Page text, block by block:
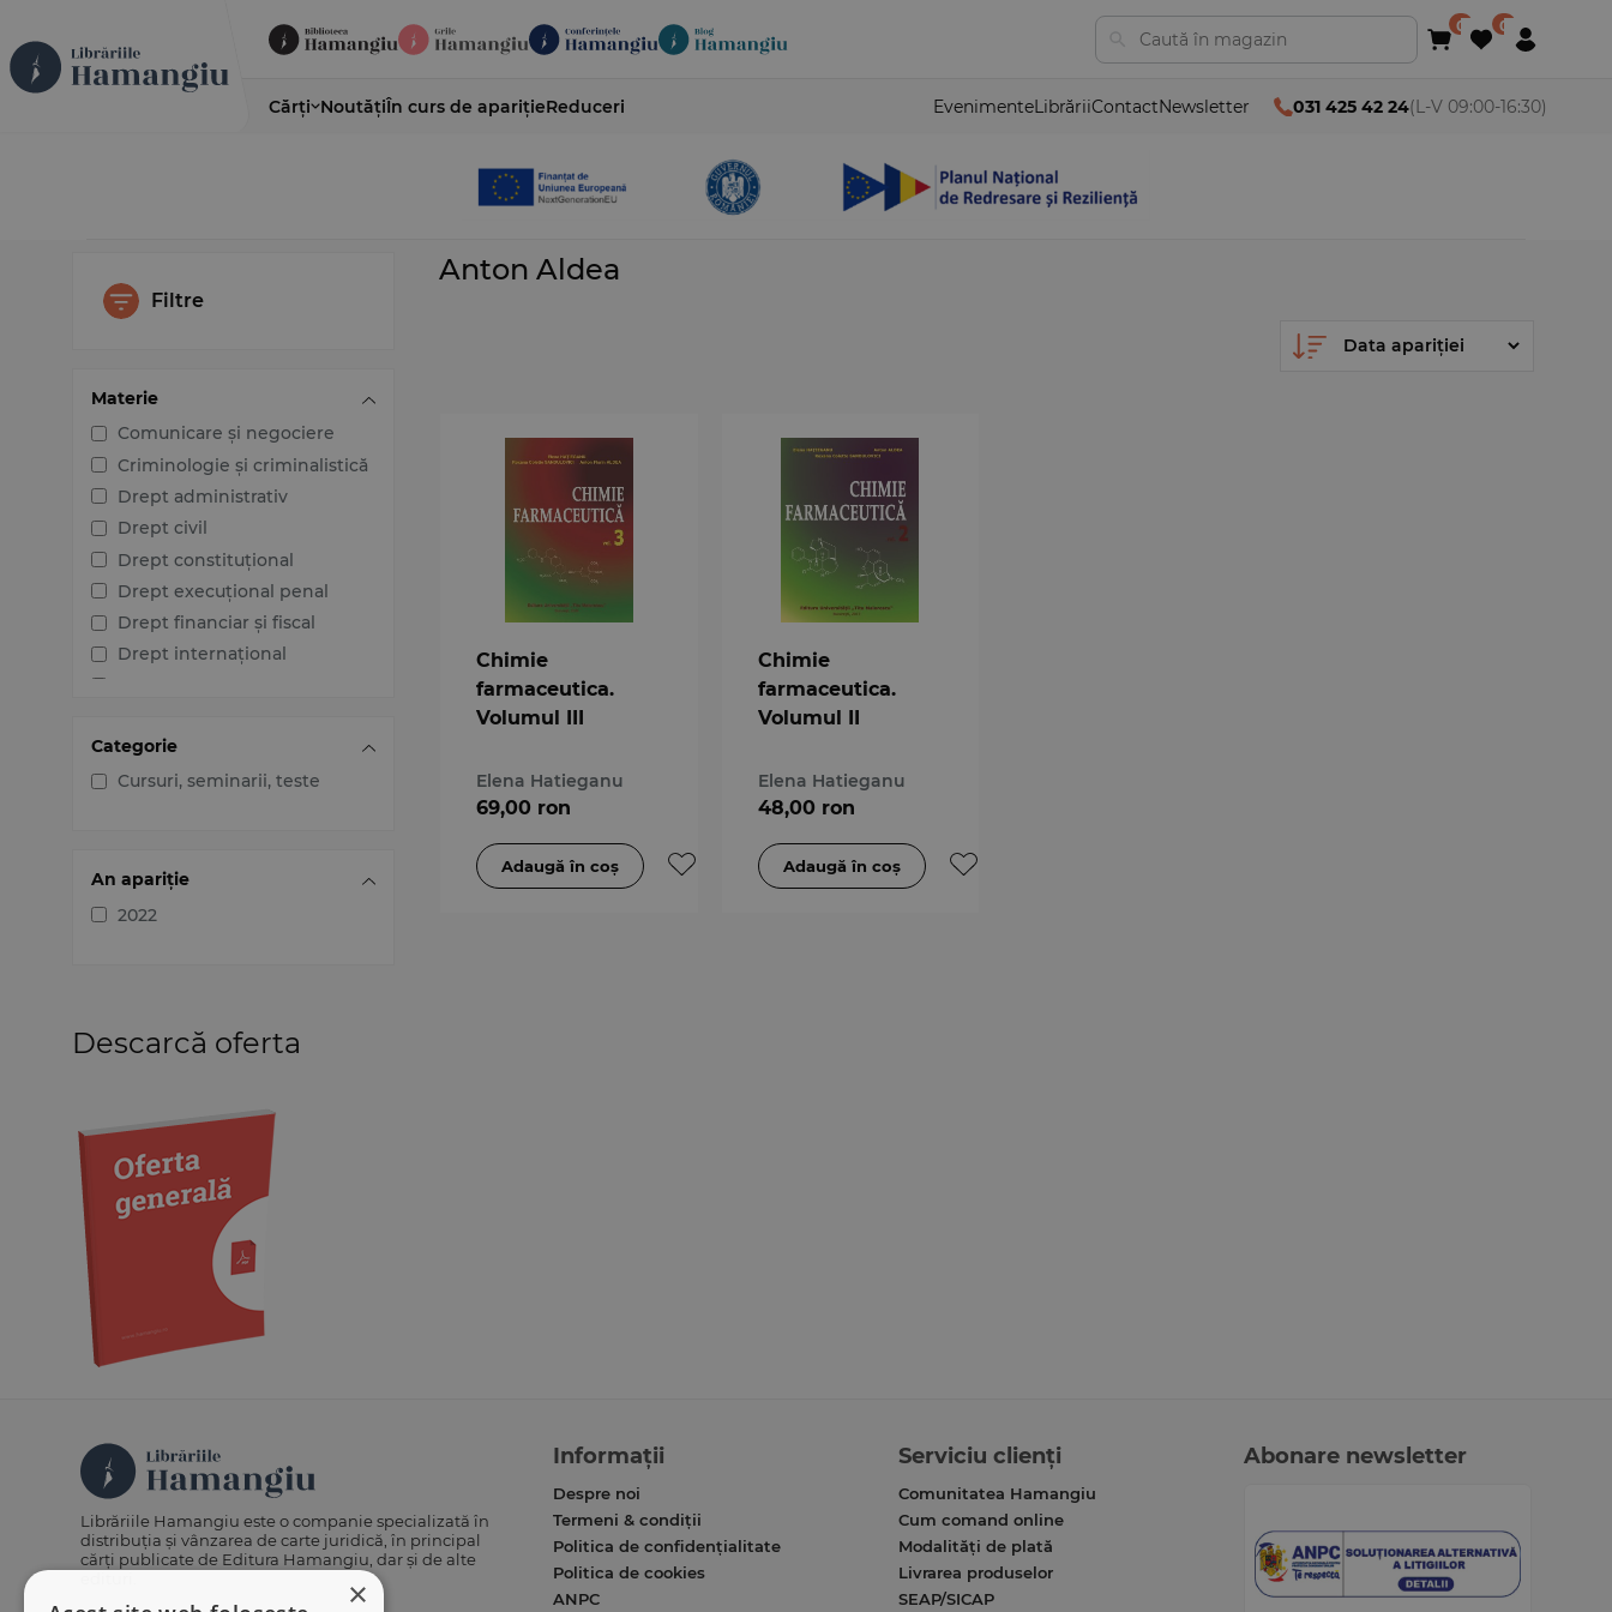
Cărți NoutățiÎn curs de aparițieReduceri EvenimenteLibrăriiContactNewsletter 031 425 42 24(L-V 09:00-16:30)
Filtre
Materie
Comunicare și negociere
Criminologie și criminalistică
Drept administrativ
Drept civil
Drept constituțional
Drept execuțional penal
Drept financiar și fiscal
Drept internațional
Drept procesual penal
Dreptul afacerilor
Dreptul muncii și securității
Jurisprudența instanțelor
Organizarea profesiilor
juridice
Protecția drepturilor omului
Psihologie
Teoria generală a dreptului
Categorie
Cursuri, seminarii, teste
An apariție
2022
Descarcă oferta
Anton Aldea
Chimie
farmaceutica.
Volumul III
Elena Hatieganu
69,00 ron
Chimie
farmaceutica.
Volumul II
Elena Hatieganu
48,00 ron
×
Librăriile Hamangiu este o companie specializată în
distribuția și vânzarea de carte juridică, în principal
cărți publicate de Editura Hamangiu, dar și de alte
Informații
Despre noi
Termeni & condiții
Politica de confidențialitate
Politica de cookies
ANPC
Serviciu clienți
Comunitatea Hamangiu
Cum comand online
Modalități de plată
Livrarea produselor
SEAP/SICAP
Abonare newsletter